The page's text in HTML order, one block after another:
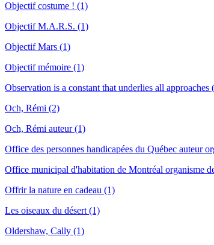
Objectif costume ! (1)
Objectif M.A.R.S. (1)
Objectif Mars (1)
Objectif mémoire (1)
Observation is a constant that underlies all approaches
Och, Rémi (2)
Och, Rémi auteur (1)
Office des personnes handicapées du Québec auteur
Office municipal d'habitation de Montréal organisme
Offrir la nature en cadeau (1)
Les oiseaux du désert (1)
Oldershaw, Cally (1)